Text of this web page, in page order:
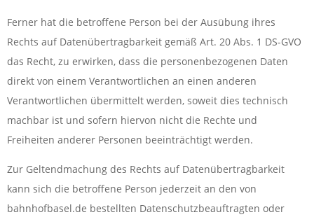
Ferner hat die betroffene Person bei der Ausübung ihres
Rechts auf Datenübertragbarkeit gemäß Art. 20 Abs. 1 DS-GVO
das Recht, zu erwirken, dass die personenbezogenen Daten
direkt von einem Verantwortlichen an einen anderen
Verantwortlichen übermittelt werden, soweit dies technisch
machbar ist und sofern hiervon nicht die Rechte und
Freiheiten anderer Personen beeinträchtigt werden.
Zur Geltendmachung des Rechts auf Datenübertragbarkeit
kann sich die betroffene Person jederzeit an den von
bahnhofbasel.de bestellten Datenschutzbeauftragten oder